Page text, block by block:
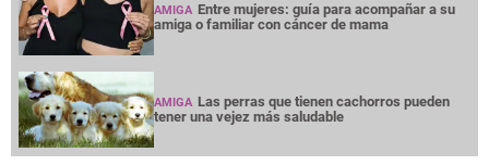
AMIGA Entre mujeres: guía para acompañar a su
amiga o familiar con cáncer de mama
AMIGA Las perras que tienen cachorros pueden
tener una vejez más saludable